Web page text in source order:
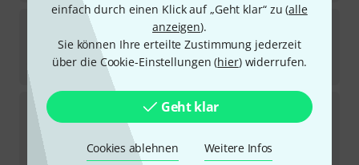
einfach durch einen Klick auf „Geht klar“ zu (alle
anzeigen).
Sie können Ihre erteilte Zustimmung jederzeit
über die Cookie-Einstellungen (hier) widerrufen.
Geht klar
Cookies ablehnen Weitere Infos
TMM4 Timpani mallet
Sofort lieferbar
25€
Thomann TPSA4 Felt medium
3
Sofort lieferbar
72 €